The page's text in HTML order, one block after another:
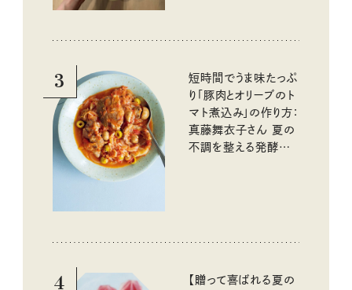
3
短時間でうま味たっぷ
り「豚肉とオリーブのト
マト煮込み」の作り方：
真藤舞衣子さん 夏の
不調を整える発酵レ
4 【贈って喜ばれる夏の